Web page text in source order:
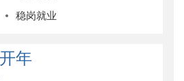
稳岗就业
年